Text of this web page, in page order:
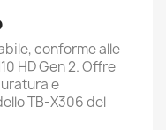
conforme alle
HD Gen 2. Offre
e
TB-X306 del